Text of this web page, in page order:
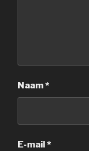
Naam*
E-mail*